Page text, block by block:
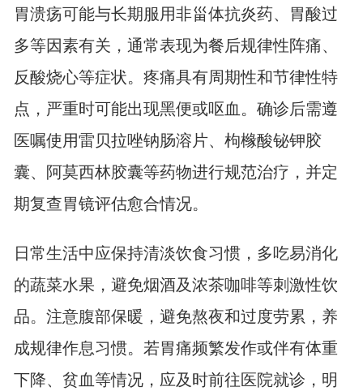
胃溃疡可能与长期服用非甾体抗炎药、胃酸过
多等因素有关，通常表现为餐后规律性阵痛、
反酸烧心等症状。疼痛具有周期性和节律性特
点，严重时可能出现黑便或呕血。确诊后需遵
医嘱使用雷贝拉唑钠肠溶片、枸橼酸铋钾胶
囊、阿莫西林胶囊等药物进行规范治疗，并定
期复查胃镜评估愈合情况。
日常生活中应保持清淡饮食习惯，多吃易消化
的蔬菜水果，避免烟酒及浓茶咖啡等刺激性饮
品。注意腹部保暖，避免熬夜和过度劳累，养
成规律作息习惯。若胃痛频繁发作或伴有体重
下降、贫血等情况，应及时前往医院就诊，明